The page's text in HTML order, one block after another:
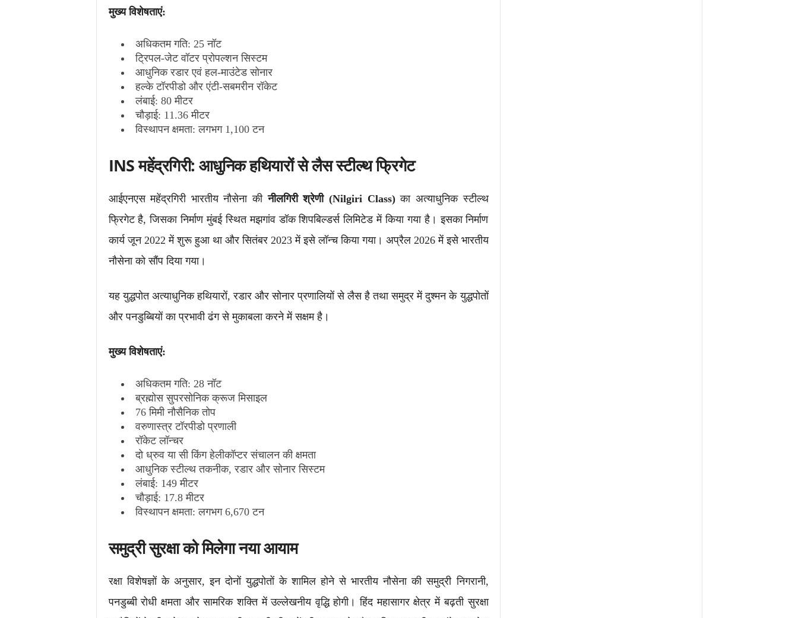
मुख्य विशेषताएं:
अधिकतम गति: 25 नॉट
ट्रिपल-जेट वॉटर प्रोपल्शन सिस्टम
आधुनिक रडार एवं हल-माउंटेड सोनार
हल्के टॉरपीडो और एंटी-सबमरीन रॉकेट
लंबाई: 80 मीटर
चौड़ाई: 11.36 मीटर
विस्थापन क्षमता: लगभग 1,100 टन
INS महेंद्रगिरी: आधुनिक हथियारों से लैस स्टील्थ फ्रिगेट
आईएनएस महेंद्रगिरी भारतीय नौसेना कीनीलगिरी श्रेणी (Nilgiri Class)का अत्याधुनिक स्टील्थ
फ्रिगेट है, जिसका निर्माण मुंबई स्थित मझगांव डॉक शिपबिल्डर्स लिमिटेड में किया गया है। इसका निर्माण
कार्य जून 2022 में शुरू हुआ था और सितंबर 2023 में इसे लॉन्च किया गया। अप्रैल 2026 में इसे भारतीय
नौसेना को सौंप दिया गया।
यह युद्धपोत अत्याधुनिक हथियारों, रडार और सोनार प्रणालियों से लैस है तथा समुद्र में दुश्मन के युद्धपोतों
और पनडुब्बियों का प्रभावी ढंग से मुकाबला करने में सक्षम है।
मुख्य विशेषताएं:
अधिकतम गति: 28 नॉट
ब्रह्मोस सुपरसोनिक क्रूज मिसाइल
76 मिमी नौसैनिक तोप
वरुणास्त्र टॉरपीडो प्रणाली
रॉकेट लॉन्चर
दो ध्रुव या सी किंग हेलीकॉप्टर संचालन की क्षमता
आधुनिक स्टील्थ तकनीक, रडार और सोनार सिस्टम
लंबाई: 149 मीटर
चौड़ाई: 17.8 मीटर
विस्थापन क्षमता: लगभग 6,670 टन
समुद्री सुरक्षा को मिलेगा नया आयाम
रक्षा विशेषज्ञों के अनुसार, इन दोनों युद्धपोतों के शामिल होने से भारतीय नौसेना की समुद्री निगरानी,
पनडुब्बी रोधी क्षमता और सामरिक शक्ति में उल्लेखनीय वृद्धि होगी। हिंद महासागर क्षेत्र में बढ़ती सुरक्षा